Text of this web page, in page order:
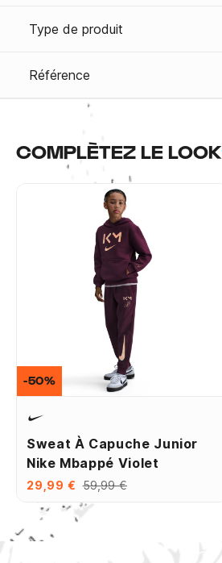
Type de produit
Référence
COMPLÈTEZ LE LOOK
Sweat À Capuche Junior
Nike Mbappé Violet
29,99 € 59,99 €
-50%